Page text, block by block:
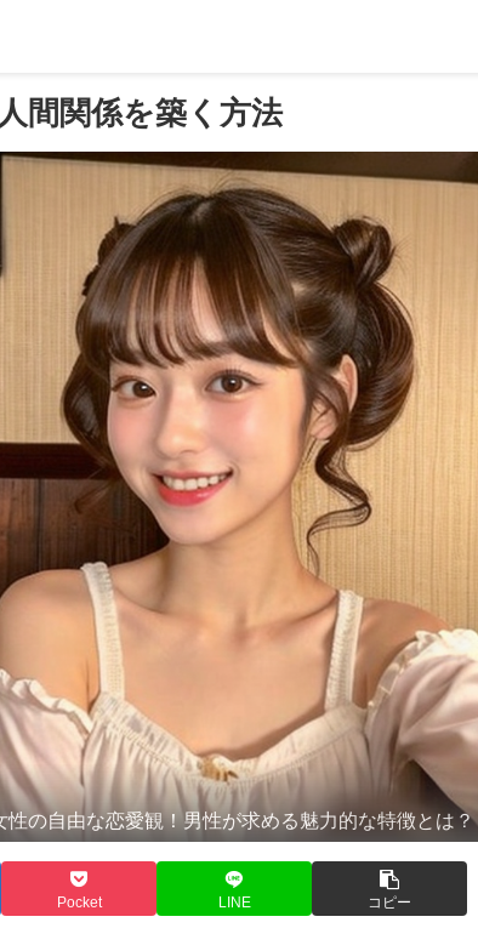
間関係を築く方法
性の自由な恋愛観！男性が求める魅力的な特徴とは？
Pocket LINE コピー